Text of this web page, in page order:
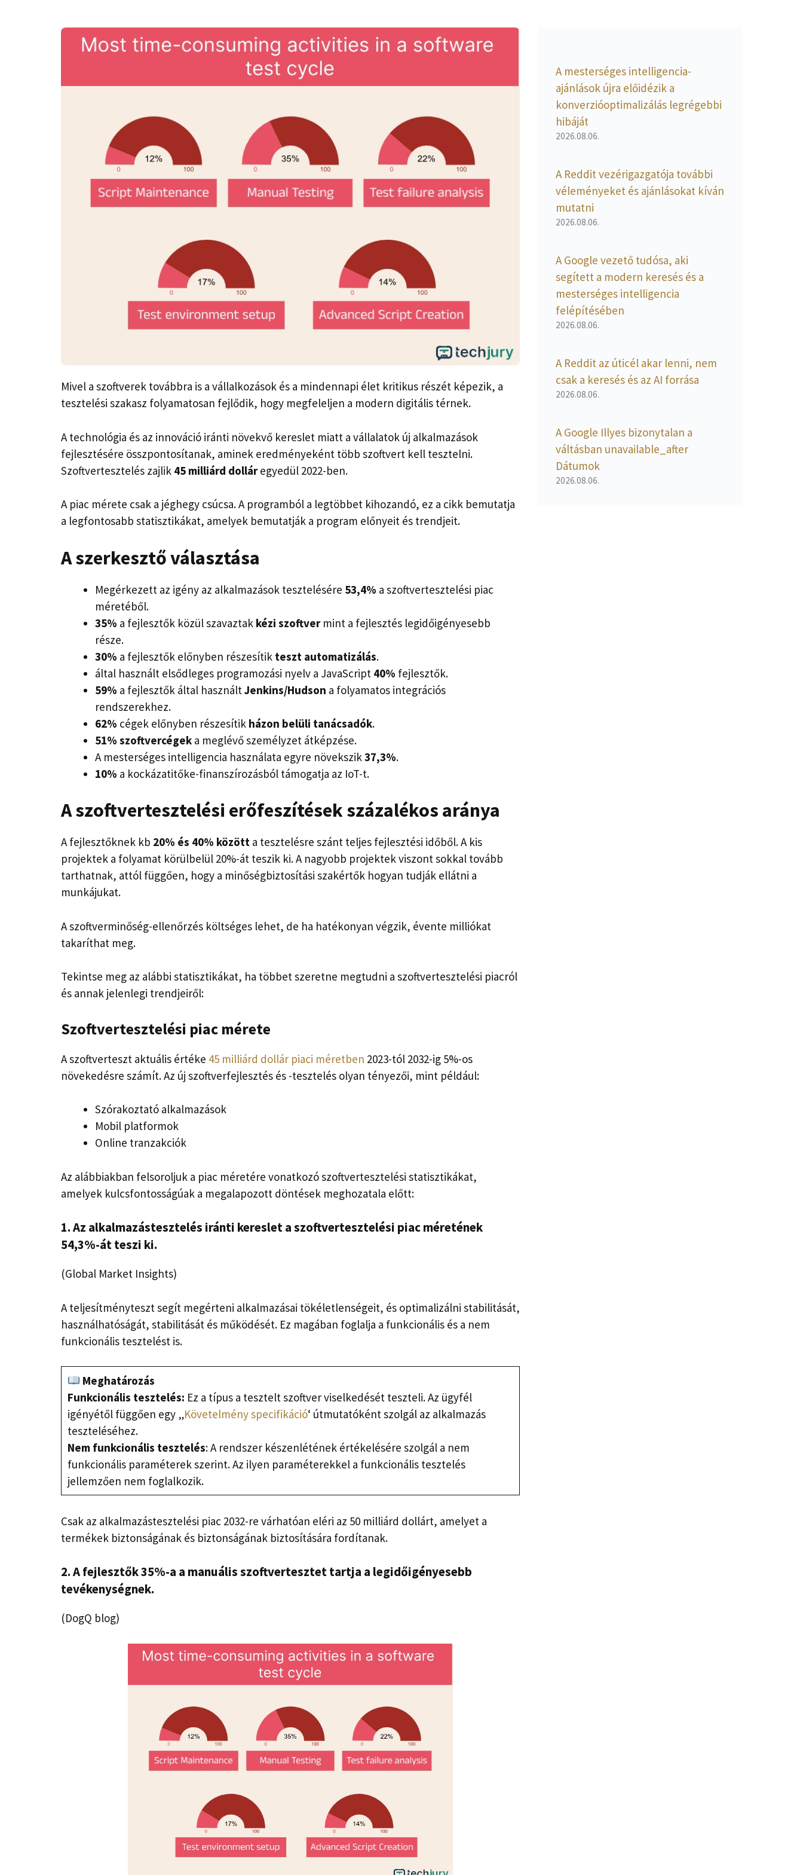
Mivel a szoftverek továbbra is a vállalkozások és a mindennapi élet kritikus részét képezik, a
tesztelési szakasz folyamatosan fejlődik, hogy megfeleljen a modern digitális térnek.
A technológia és az innováció iránti növekvő kereslet miatt a vállalatok új alkalmazások
fejlesztésére összpontosítanak, aminek eredményeként több szoftvert kell tesztelni.
Szoftvertesztelés zajlik 45 milliárd dolláregyedül 2022-ben.
A piac mérete csak a jéghegy csúcsa. A programból a legtöbbet kihozandó, ez a cikk bemutatja
a legfontosabb statisztikákat, amelyek bemutatják a program előnyeit és trendjeit.
A szerkesztő választása
Megérkezett az igény az alkalmazások tesztelésére 53,4% a szoftvertesztelési piac
méretéből.
35% a fejlesztők közül szavaztak kézi szoftvermint a fejlesztés legidőigényesebb
része.
30% a fejlesztők előnyben részesítik teszt automatizálás.
által használt elsődleges programozási nyelv a JavaScript 40% fejlesztők.
59% a fejlesztők által használtJenkins/Hudson a folyamatos integrációs
rendszerekhez.
62% cégek előnyben részesítik házon belüli tanácsadók.
51% szoftvercégek a meglévő személyzet átképzése.
A mesterséges intelligencia használata egyre növekszik37,3%.
10% a kockázatitőke-finanszírozásból támogatja az IoT-t.
A szoftvertesztelési erőfeszítések százalékos aránya
A fejlesztőknek kb 20% és 40% között a tesztelésre szánt teljes fejlesztési időből. A kis
projektek a folyamat körülbelül 20%-át teszik ki. A nagyobb projektek viszont sokkal tovább
tarthatnak, attól függően, hogy a minőségbiztosítási szakértők hogyan tudják ellátni a
munkájukat.
A szoftverminőség-ellenőrzés költséges lehet, de ha hatékonyan végzik, évente milliókat
takaríthat meg.
Tekintse meg az alábbi statisztikákat, ha többet szeretne megtudni a szoftvertesztelési piacról
és annak jelenlegi trendjeiről:
Szoftvertesztelési piac mérete
A szoftverteszt aktuális értéke 45 milliárd dollár piaci méretben 2023-tól 2032-ig 5%-os
növekedésre számít. Az új szoftverfejlesztés és -tesztelés olyan tényezői, mint például:
Szórakoztató alkalmazások
Mobil platformok
Online tranzakciók
Az alábbiakban felsoroljuk a piac méretére vonatkozó szoftvertesztelési statisztikákat,
amelyek kulcsfontosságúak a megalapozott döntések meghozatala előtt:
1. Az alkalmazástesztelés iránti kereslet a szoftvertesztelési piac méretének
54,3%-át teszi ki.
(Global Market Insights)
A teljesítményteszt segít megérteni alkalmazásai tökéletlenségeit, és optimalizálni stabilitását,
használhatóságát, stabilitását és működését. Ez magában foglalja a funkcionális és a nem
funkcionális tesztelést is.
Meghatározás
Funkcionális tesztelés: Ez a típus a tesztelt szoftver viselkedését teszteli. Az ügyfél
igényétől függően egy „Követelmény specifikáció‘ útmutatóként szolgál az alkalmazás
teszteléséhez.
Nem funkcionális tesztelés: A rendszer készenlétének értékelésére szolgál a nem
funkcionális paraméterek szerint. Az ilyen paraméterekkel a funkcionális tesztelés
jellemzően nem foglalkozik.
Csak az alkalmazástesztelési piac 2032-re várhatóan eléri az 50 milliárd dollárt, amelyet a
termékek biztonságának és biztonságának biztosítására fordítanak.
2. A fejlesztők 35%-a a manuális szoftvertesztet tartja a legidőigényesebb
tevékenységnek.
(DogQ blog)
A mesterséges intelligencia-
ajánlások újra előidézik a
konverzióoptimalizálás legrégebbi
hibáját
2026.08.06.
A Reddit vezérigazgatója további
véleményeket és ajánlásokat kíván
mutatni
2026.08.06.
A Google vezető tudósa, aki
segített a modern keresés és a
mesterséges intelligencia
felépítésében
2026.08.06.
A Reddit az úticél akar lenni, nem
csak a keresés és az AI forrása
2026.08.06.
A Google Illyes bizonytalan a
váltásban unavailable_after
Dátumok
2026.08.06.